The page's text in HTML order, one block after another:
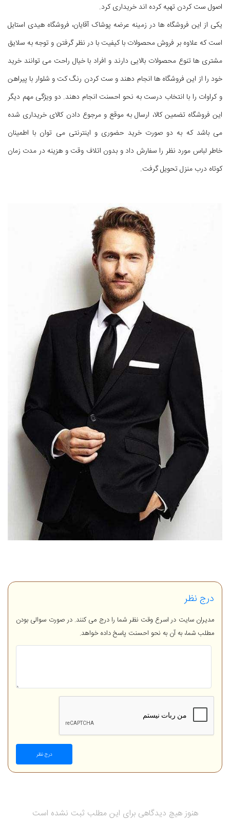
اصول ست کردن تهیه کرده اند خریداری کرد.
یکی از این فروشگاه ها در زمینه عرضه پوشاک آقایان، فروشگاه هیدی استایل
است که علاوه بر فروش محصولات با کیفیت با در نظر گرفتن و توجه به سلایق
مشتری ها تنوع محصولات بالایی دارند و افراد با خیال راحت می توانند خرید
خود را از این فروشگاه ها انجام دهند و ست کردن رنگ کت و شلوار با پیراهن
و کراوات را با انتخاب درست به نحو احسنت انجام دهند. دو ویژگی مهم دیگر
این فروشگاه تضمین کالا، ارسال به موقع و مرجوع دادن کالای خریداری شده
می باشد که به دو صورت خرید حضوری و اینترنتی می توان با اطمینان
خاطر لباس مورد نظر را سفارش داد و بدون اتلاف وقت و هزینه در مدت زمان
کوتاه درب منزل تحویل گرفت.
درج نظر
مدیران سایت در اسرع وقت نظر شما را درج می کنند. در صورت سوالی بودن
مطلب شما، به آن به نحو احسنت پاسخ داده خواهد.
درج نظر
هنوز هیچ دیدگاهی برای این مطلب ثبت نشده است